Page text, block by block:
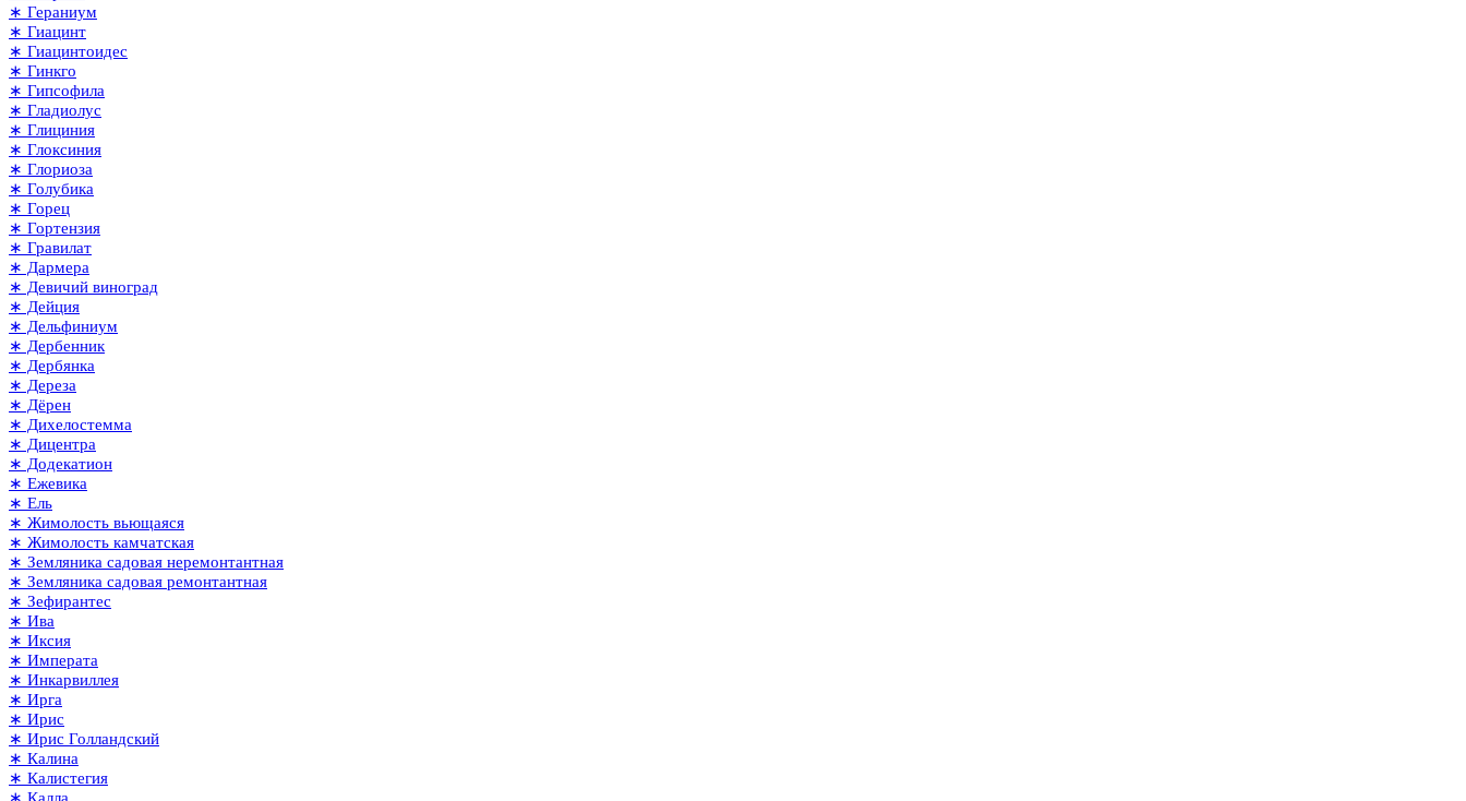
∗ Гераниум
∗ Гиацинт
∗ Гиацинтоидес
∗ Гинкго
∗ Гипсофила
∗ Гладиолус
∗ Глициния
∗ Глоксиния
∗ Глориоза
∗ Голубика
∗ Горец
∗ Гортензия
∗ Гравилат
∗ Дармера
∗ Девичий виноград
∗ Дейция
∗ Дельфиниум
∗ Дербенник
∗ Дербянка
∗ Дереза
∗ Дёрен
∗ Дихелостемма
∗ Дицентра
∗ Додекатион
∗ Ежевика
∗ Ель
∗ Жимолость вьющаяся
∗ Жимолость камчатская
∗ Земляника садовая неремонтантная
∗ Земляника садовая ремонтантная
∗ Зефирантес
∗ Ива
∗ Иксия
∗ Императа
∗ Инкарвиллея
∗ Ирга
∗ Ирис
∗ Ирис Голландский
∗ Калина
∗ Калистегия
∗ Калла